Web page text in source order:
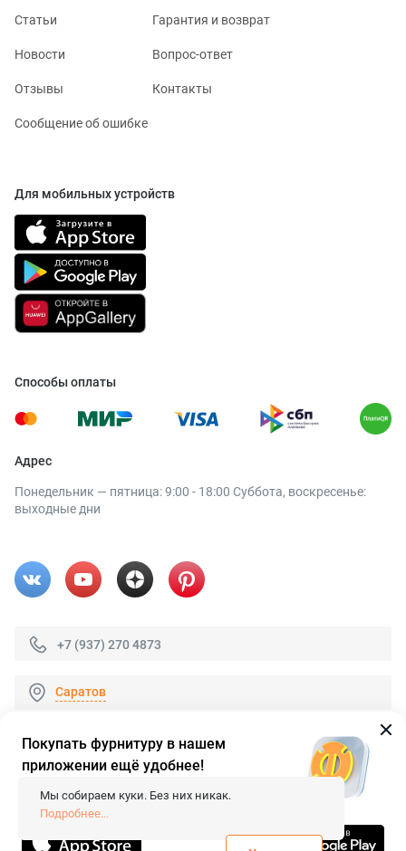
Статьи Гарантия и возврат
Новости Вопрос-ответ
Отзывы Контакты
Сообщение об ошибке
Для мобильных устройств
Способы оплаты
Адрес
Понедельник — пятница: 9:00 - 18:00 Суббота, воскресенье:
выходные дни
+7 (937) 270 4873
Саратов
© 2026 «FieraShop.ru»
Сопровождение сайта
- Вебформат.
Все права защищены.
Не является публичной офертой
Покупать фурнитуру в нашем
приложении ещё удобнее!
Мы собираем куки. Без них никак.
Подробнее...